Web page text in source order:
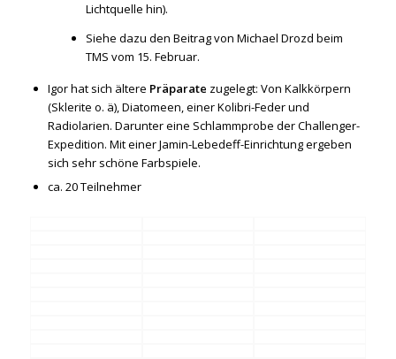
Lichtquelle hin).
Siehe dazu den Beitrag von Michael Drozd beim
TMS vom 15. Februar.
Igor hat sich ältere Präparate zugelegt: Von Kalkkörpern
(Sklerite o. ä), Diatomeen, einer Kolibri-Feder und
Radiolarien. Darunter eine Schlammprobe der Challenger-
Expedition. Mit einer Jamin-Lebedeff-Einrichtung ergeben
sich sehr schöne Farbspiele.
ca. 20 Teilnehmer